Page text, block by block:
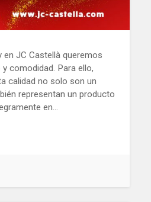
en JC Castellà queremos
comodidad. Para ello,
calidad no solo son un
representan un producto
en…